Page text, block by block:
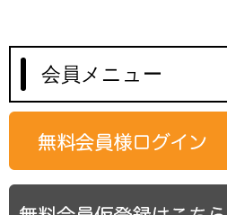
会員メニュー